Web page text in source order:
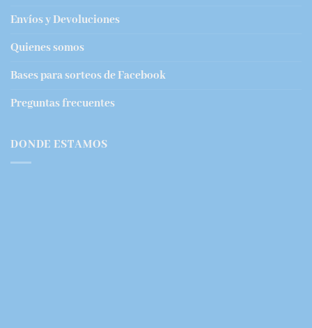
Envíos y Devoluciones
Quienes somos
Bases para sorteos de Facebook
Preguntas frecuentes
DONDE ESTAMOS